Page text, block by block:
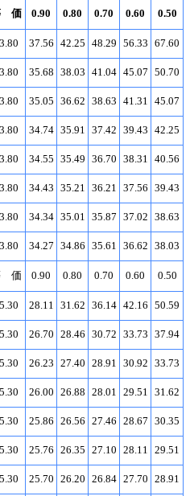
価 0.90 0.80 0.70 0.60 0.50
37.56 42.25 48.29 56.33 67.60
35.68 38.03 41.04 45.07 50.70
35.05 36.62 38.63 41.31 45.07
34.74 35.91 37.42 39.43 42.25
34.55 35.49 36.70 38.31 40.56
34.43 35.21 36.21 37.56 39.43
34.34 35.01 35.87 37.02 38.63
34.27 34.86 35.61 36.62 38.03
価 0.90 0.80 0.70 0.60 0.50
28.11 31.62 36.14 42.16 50.59
26.70 28.46 30.72 33.73 37.94
26.23 27.40 28.91 30.92 33.73
26.00 26.88 28.01 29.51 31.62
25.86 26.56 27.46 28.67 30.35
25.76 26.35 27.10 28.11 29.51
25.70 26.20 26.84 27.70 28.91